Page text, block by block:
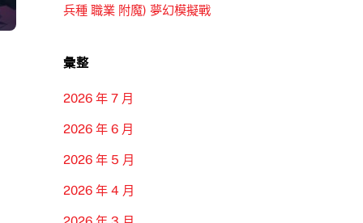
兵種 職業 附魔) 夢幻模擬戰
彙整
2026 年 7 月
2026 年 6 月
2026 年 5 月
2026 年 4 月